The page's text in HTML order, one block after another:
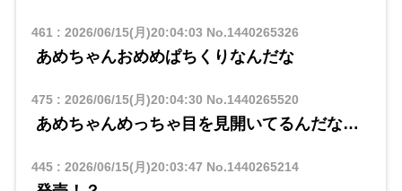
461: 2026/06/15(月)20:04:03 No.1440265326
あめちゃんおめめぱちくりなんだな
475: 2026/06/15(月)20:04:30 No.1440265520
あめちゃんめっちゃ目を見開いてるんだな…
445: 2026/06/15(月)20:03:47 No.1440265214